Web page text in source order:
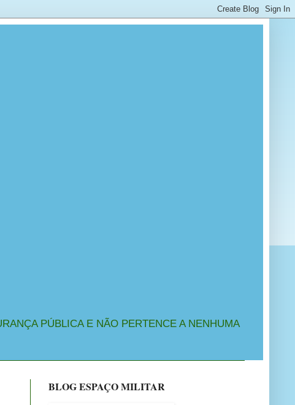
PÚBLICA E NÃO PERTENCE A NENHUMA
BLOG ESPAÇO MILITAR